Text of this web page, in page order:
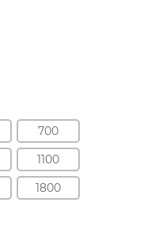
700
1100
1800